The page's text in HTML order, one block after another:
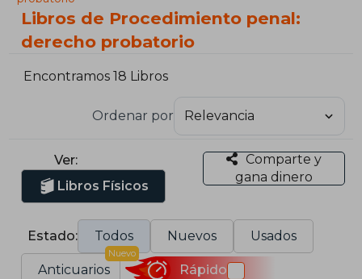
Libros de Procedimiento penal:
derecho probatorio
Encontramos 18 Libros
Ordenar por
Ver:
Libros Físicos
Comparte y
gana dinero
Estado: Todos Nuevos Usados
Anticuarios
Nuevo
Rápido